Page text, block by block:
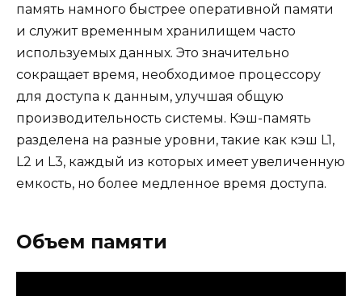
память намного быстрее оперативной памяти
и служит временным хранилищем часто
используемых данных. Это значительно
сокращает время, необходимое процессору
для доступа к данным, улучшая общую
производительность системы. Кэш-память
разделена на разные уровни, такие как кэш L1,
L2 и L3, каждый из которых имеет увеличенную
емкость, но более медленное время доступа.
Объем памяти